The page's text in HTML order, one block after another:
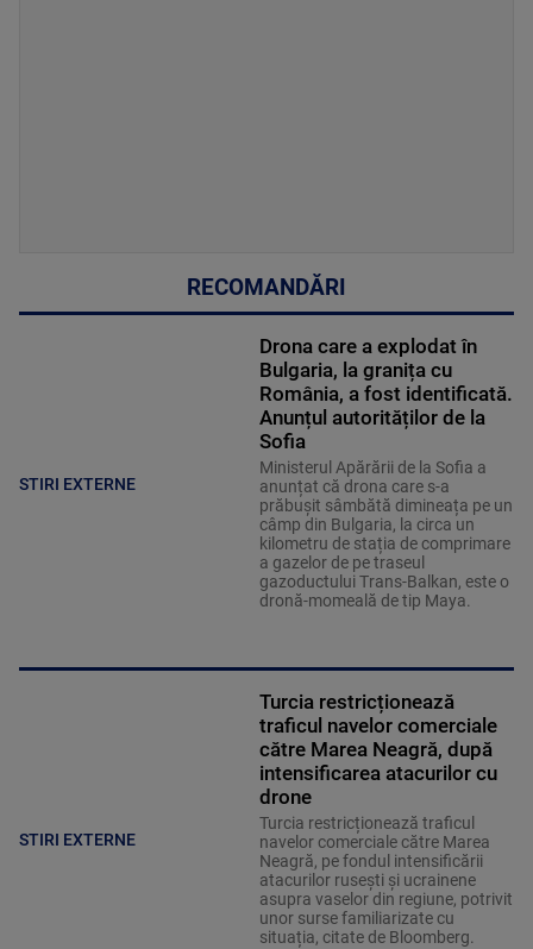
RECOMANDĂRI
STIRI EXTERNE
Drona care a explodat în
Bulgaria, la granița cu
România, a fost identificată.
Anunțul autorităților de la
Sofia
Ministerul Apărării de la Sofia a
anunțat că drona care s-a
prăbușit sâmbătă dimineața pe un
câmp din Bulgaria, la circa un
kilometru de stația de comprimare
a gazelor de pe traseul
gazoductului Trans-Balkan, este o
dronă-momeală de tip Maya.
STIRI EXTERNE
Turcia restricționează
traficul navelor comerciale
către Marea Neagră, după
intensificarea atacurilor cu
drone
Turcia restricționează traficul
navelor comerciale către Marea
Neagră, pe fondul intensificării
atacurilor rusești și ucrainene
asupra vaselor din regiune, potrivit
unor surse familiarizate cu
situația, citate de Bloomberg.